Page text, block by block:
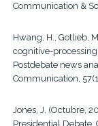
Communication &
Hwang, H., Gotlieb,
cognitive-
Postdebate news
Communication,
Jones, J. (Octubre,
Presidential Debate.